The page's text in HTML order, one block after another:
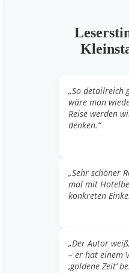
„So detailreich
wäre man
Reise werden
denken.“
„Sehr schöner
mal mit
konkreten
„Der Autor
– er hat einem
‚goldene Zeit‘